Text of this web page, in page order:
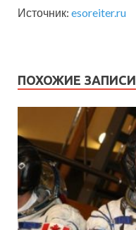
Источник: esoreiter.ru
ПОХОЖИЕ ЗАПИСИ